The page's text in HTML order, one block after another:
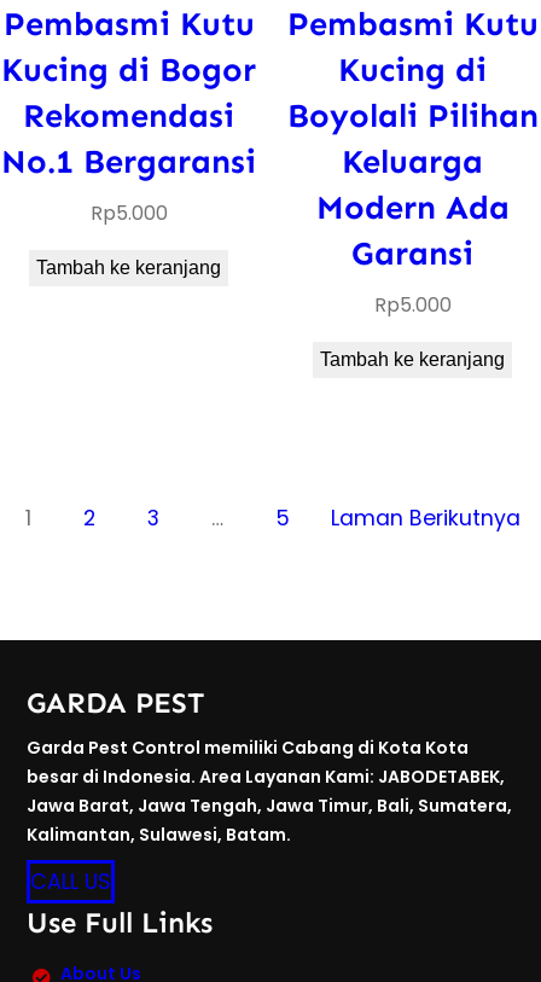
Pembasmi Kutu
Kucing di Bogor
Rekomendasi
No.1 Bergaransi
Rp5.000
Tambah ke keranjang
Pembasmi Kutu
Kucing di
Boyolali Pilihan
Keluarga
Modern Ada
Garansi
Rp5.000
Tambah ke keranjang
1 2 3 … 5 Laman Berikutnya
GARDA PEST
Garda Pest Control memiliki Cabang di Kota Kota
besar di Indonesia. Area Layanan Kami: JABODETABEK,
Jawa Barat, Jawa Tengah, Jawa Timur, Bali, Sumatera,
Kalimantan, Sulawesi, Batam.
CALL US
Use Full Links
About Us